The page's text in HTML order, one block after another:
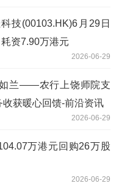
技(00103.HK)6月29日
资7.90万港元
2026-06-29
兰——农行上饶师院支
获暖心回馈-前沿资讯
2026-06-29
万港元回购26万股
2026-06-29